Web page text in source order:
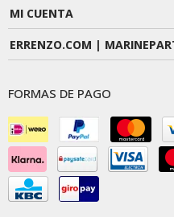
MI CUENTA
ERRENZO.COM |
FORMAS DE PAGO